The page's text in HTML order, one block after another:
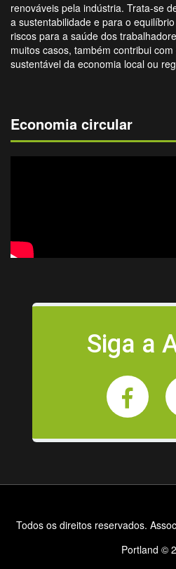
renováveis pela indústria. Trata-se
a sustentabilidade e para o
riscos para a saúde dos
muitos casos, também contribui
sustentável da economia local ou
Economia circular
Siga a
Todos os direitos reservados.
Portland ©